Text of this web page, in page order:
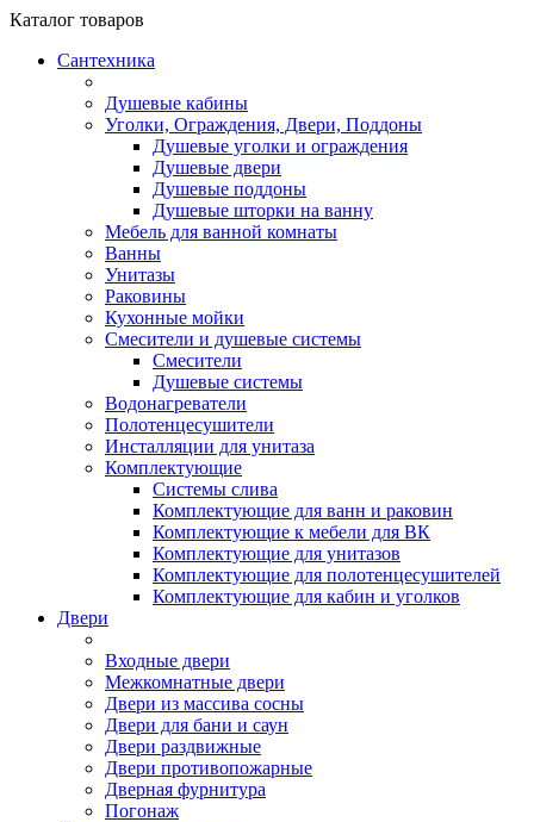
Каталог товаров
Сантехника
Душевые кабины
Уголки, Ограждения, Двери, Поддоны
Душевые уголки и ограждения
Душевые двери
Душевые поддоны
Душевые шторки на ванну
Мебель для ванной комнаты
Ванны
Унитазы
Раковины
Кухонные мойки
Смесители и душевые системы
Смесители
Душевые системы
Водонагреватели
Полотенцесушители
Инсталляции для унитаза
Комплектующие
Системы слива
Комплектующие для ванн и раковин
Комплектующие к мебели для ВК
Комплектующие для унитазов
Комплектующие для полотенцесушителей
Комплектующие для кабин и уголков
Двери
Входные двери
Межкомнатные двери
Двери из массива сосны
Двери для бани и саун
Двери раздвижные
Двери противопожарные
Дверная фурнитура
Погонаж